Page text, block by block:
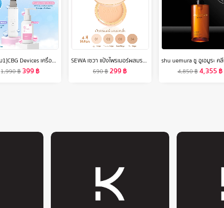
[ซื้อ1แถม1]CBG Devices เครื่องสครับผิวหน้าด้วยไอออน4โหมดIonic X2 Skin Scrubber แถมฟรี!!! เจลทรีทเมนต์นวดหน้า 1 ขวด (มีให้เลือก3สูตร)
1,990฿ 399฿
SEWA เซวา แป้งไพรเมอร์ผสมรองพื้น มีให้เลือก 4 เฉดสี (ขนาด10g.) จัดการความมัน ป้องกันผิวจากแสงแดด ปกปิด เรียบเนียน
690฿299฿
4,850฿4,355 ฿